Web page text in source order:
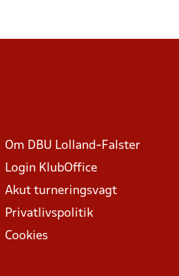
Om DBU Lolland-Falster
Login KlubOffice
Akut turneringsvagt
Privatlivspolitik
Cookies